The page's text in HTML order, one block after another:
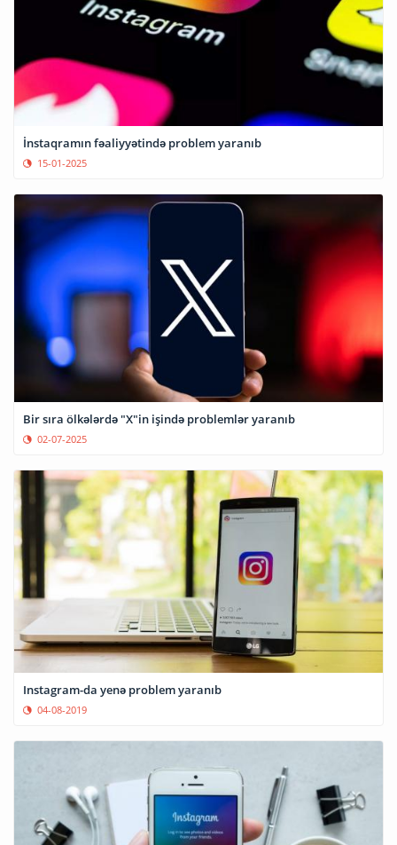
İnstaqramın fəaliyyətində problem yaranıb
15-01-2025
Bir sıra ölkələrdə "X"in işində problemlər yaranıb
02-07-2025
Instagram-da yenə problem yaranıb
04-08-2019